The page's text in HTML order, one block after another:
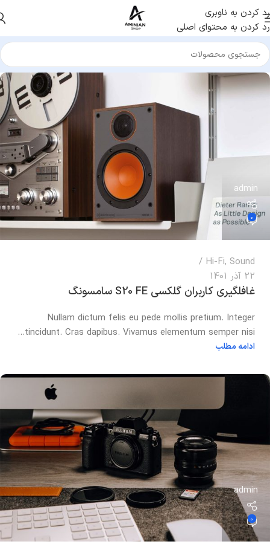
رد کردن به ناوبری
رد کردن به محتوای اصلی
admin
0
Hi-Fi, Sound
22 آذر 1401
غافلگیری کاربران گلکسی S20 FE سامسونگ
Nullam dictum felis eu pede mollis pretium. Integer
tincidunt. Cras dapibus. Vivamus elementum semper nisi...
ادامه مطلب
admin
0